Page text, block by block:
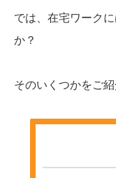
では、在宅ワーク
か？
そのいくつかをご